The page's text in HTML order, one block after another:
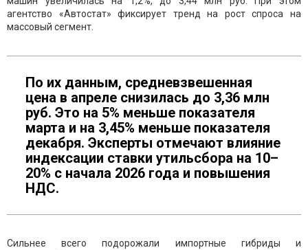
агентство «Автостат» фиксирует тренд на рост спроса на
массовый сегмент.
По их данным, средневзвешенная
цена в апреле снизилась до 3,36 млн
руб. Это на 5% меньше показателя
марта и на 3,45% меньше показателя
декабря. Эксперты отмечают влияние
индексации ставки утильсбора на 10–
20% с начала 2026 года и повышения
НДС.
Сильнее всего подорожали импортные гибриды и